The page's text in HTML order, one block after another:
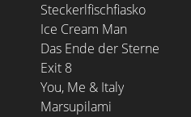
Steckerlfischfiasko
Ice Cream Man
Das Ende der Sterne
Exit 8
You, Me & Italy
Marsupilami